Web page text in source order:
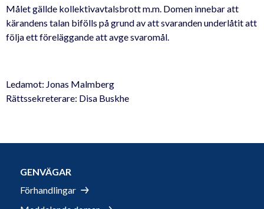
Målet gällde kollektivavtalsbrott m.m. Domen innebar att
kärandens talan bifölls på grund av att svaranden underlåtit att
följa ett föreläggande att avge svaromål.
Ledamot: Jonas Malmberg
Rättssekreterare: Disa Buskhe
GENVÄGAR
Förhandlingar